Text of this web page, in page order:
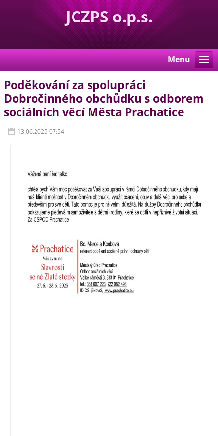
JCZPS o.p.s.
Menu
Poděkování za spolupráci
Dobročinného obchůdku s odborem
sociálních věcí Města Prachatice
13.06.2025 07:54